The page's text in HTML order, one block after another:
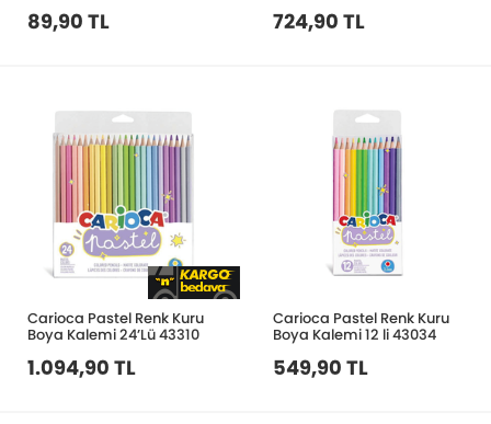
89,90 TL 724,90 TL
Carioca Pastel Renk Kuru
Boya Kalemi 24’Lü 43310
1.094,90 TL
Carioca Pastel Renk Kuru
Boya Kalemi 12 li 43034
549,90 TL